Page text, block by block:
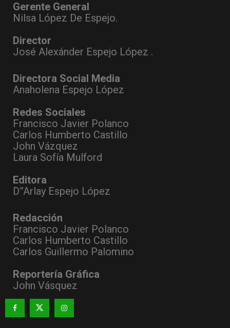
Gerente General
Nilsa López De Espejo.
Director
José Alexánder Espejo López .
Directora Social Media
Anaholena Espejo López
Redes Sociales
Francisco Javier Polanco
Carlos Humberto Castillo
John Vázquez
Laura Sofía Mulford
Editora
D”Arlay Espejo López
Redacción
Francisco Javier Polanco
Carlos Humberto Castillo
Carlos Guillermo Palomino
Reportería Gráfica
John Vásquez